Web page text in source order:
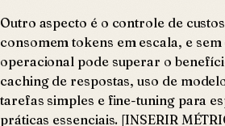
Outro aspecto é o controle de
consomem tokens em escala, e
operacional pode superar o
caching de respostas, uso de
tarefas simples e fine-tuning para
práticas essenciais. [INSERIR